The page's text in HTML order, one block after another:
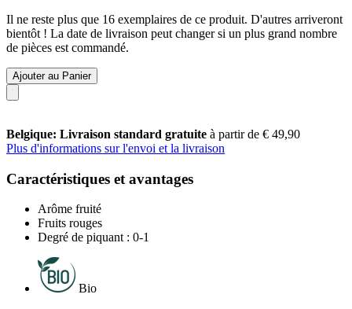
Il ne reste plus que 16 exemplaires de ce produit. D'autres arriveront
bientôt ! La date de livraison peut changer si un plus grand nombre
de pièces est commandé.
Ajouter au Panier
Belgique: Livraison standard gratuite à partir de € 49,90
Plus d'informations sur l'envoi et la livraison
Caractéristiques et avantages
Arôme fruité
Fruits rouges
Degré de piquant : 0-1
Bio